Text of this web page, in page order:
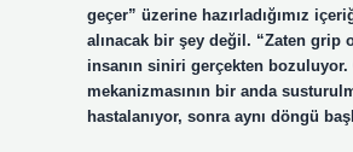
geçer” üzerine hazırladığımız
alınacak bir şey değil. “Zaten grip
insanın siniri gerçekten
mekanizmasının bir anda
hastalanıyor, sonra aynı döngü